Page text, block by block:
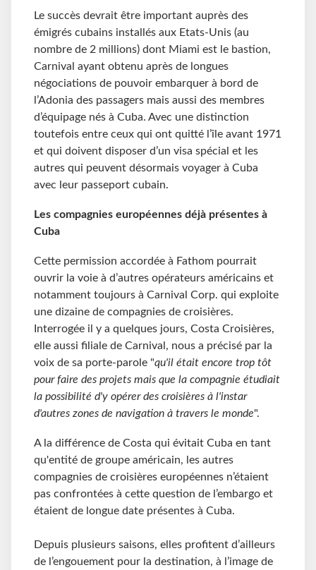
Le succès devrait être important auprès des
émigrés cubains installés aux Etats-Unis (au
nombre de 2 millions) dont Miami est le bastion,
Carnival ayant obtenu après de longues
négociations de pouvoir embarquer à bord de
l’Adonia des passagers mais aussi des membres
d’équipage nés à Cuba. Avec une distinction
toutefois entre ceux qui ont quitté l’île avant 1971
et qui doivent disposer d’un visa spécial et les
autres qui peuvent désormais voyager à Cuba
avec leur passeport cubain.
Les compagnies européennes déjà présentes à
Cuba
Cette permission accordée à Fathom pourrait
ouvrir la voie à d’autres opérateurs américains et
notamment toujours à Carnival Corp. qui exploite
une dizaine de compagnies de croisières.
Interrogée il y a quelques jours, Costa Croisières,
elle aussi filiale de Carnival, nous a précisé par la
voix de sa porte-parole "qu'il était encore trop tôt
pour faire des projets mais que la compagnie étudiait
la possibilité d'y opérer des croisières à l'instar
d'autres zones de navigation à travers le monde".
A la différence de Costa qui évitait Cuba en tant
qu'entité de groupe américain, les autres
compagnies de croisières européennes n’étaient
pas confrontées à cette question de l’embargo et
étaient de longue date présentes à Cuba.
Depuis plusieurs saisons, elles profitent d’ailleurs
de l’engouement pour la destination, à l’image de